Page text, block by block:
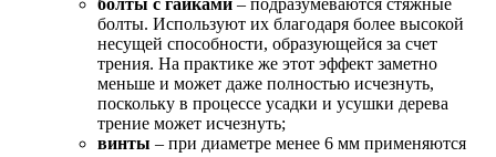
болты. Используют их благодаря более высокой
несущей способности, образующейся за счет
трения. На практике же этот эффект заметно
меньше и может даже полностью исчезнуть,
поскольку в процессе усадки и усушки дерева
трение может исчезнуть;
винты – при диаметре менее 6 мм применяются